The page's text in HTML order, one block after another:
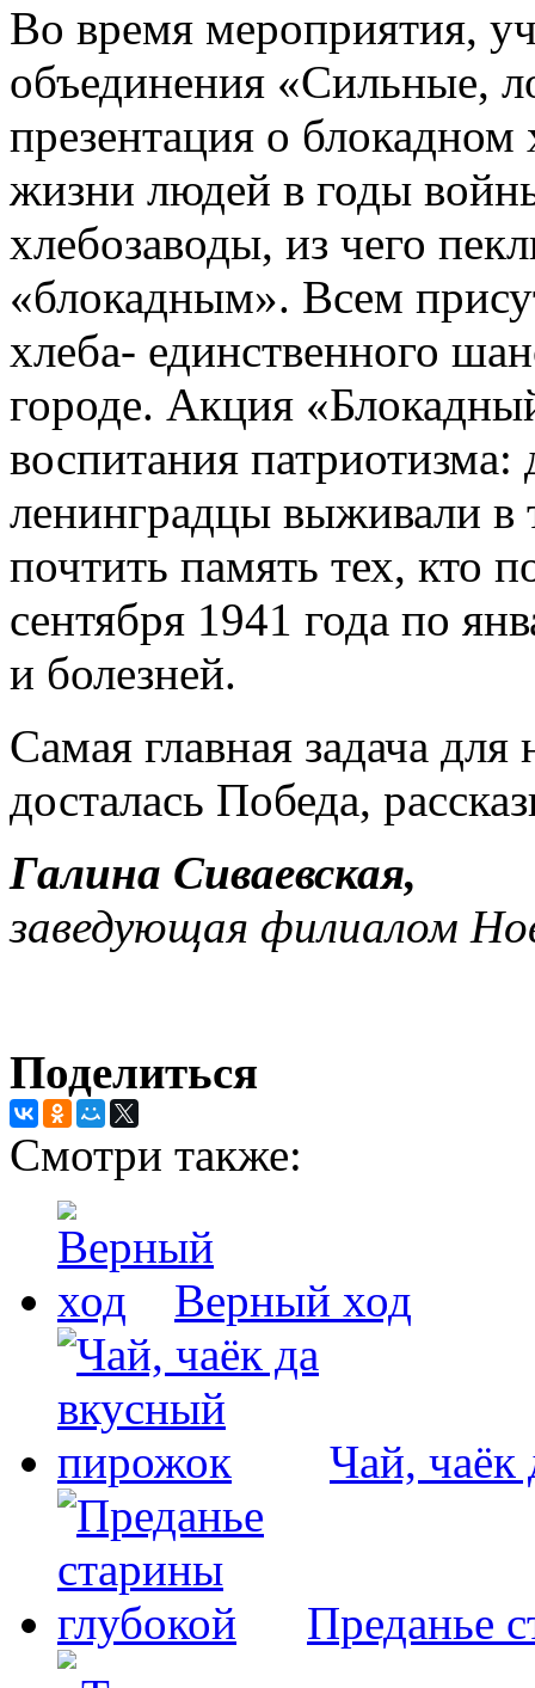
Во время мероприятия,
объединения «Сильные,
презентация о блокадном
жизни людей в годы
хлебозаводы, из чего
«блокадным». Всем
хлеба- единственного
городе. Акция
воспитания
ленинградцы выживали
почтить память тех, кто
сентября 1941 года по
и болезней.
Самая главная задача
досталась Победа,
Галина Сиваевская,
заведующая филиалом
Поделиться
Смотри также:
Верный ход
Чай, чаёк
Преданье